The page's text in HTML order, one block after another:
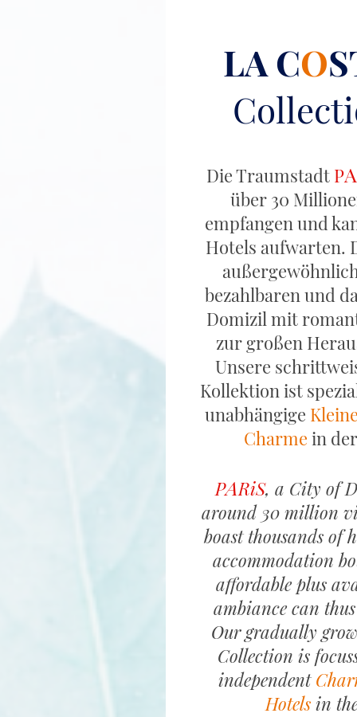
LA CO
Die Traumstadt PA
über 30
empfangen und
Hotels aufwarten.
bezahlbaren und
Domizil mit
zur großen
Unsere
Kollektion ist
unabhängige
Charme in der
PARiS, a City of
around 30 million
boast thousands of
accommodation
affordable plus
ambiance can
Our gradually
Collection is
independent
Hotelsin